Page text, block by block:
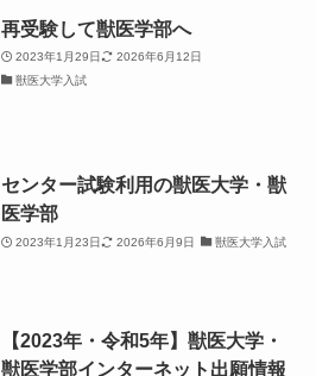
再受験して獣医学部へ
2023年1月29日
2026年6月12日
獣医大学入試
センター試験利用の獣医大学・獣
医学部
2023年1月23日 2026年6月9日 獣医大学入試
【2023年・令和5年】獣医大学・
獣医学部インターネット出願情報